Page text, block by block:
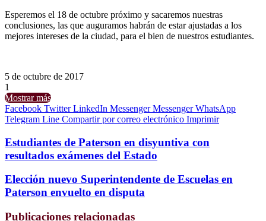
Esperemos el 18 de octubre próximo y sacaremos nuestras
conclusiones, las que auguramos habrán de estar ajustadas a los
mejores intereses de la ciudad, para el bien de nuestros estudiantes.
5 de octubre de 2017
1
Mostrar más
Facebook Twitter LinkedIn Messenger Messenger WhatsApp
Telegram Line Compartir por correo electrónico Imprimir
Estudiantes de Paterson en disyuntiva con
resultados exámenes del Estado
Elección nuevo Superintendente de Escuelas en
Paterson envuelto en disputa
Publicaciones relacionadas